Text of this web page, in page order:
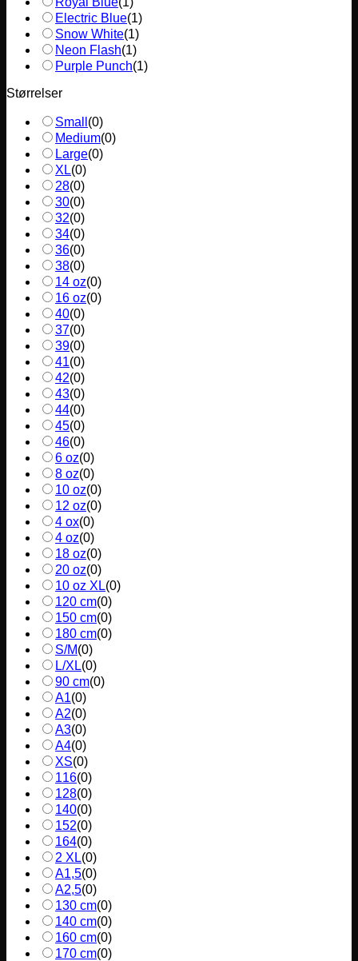
Electric Blue(1)
Snow White(1)
Neon Flash(1)
Purple Punch(1)
Størrelser
Small (0)
Medium(0)
Large(0)
XL(0)
28(0)
30(0)
32(0)
34(0)
36(0)
38(0)
14 oz(0)
16 oz(0)
40(0)
37(0)
39(0)
41(0)
42(0)
43(0)
44(0)
45(0)
46(0)
6 oz(0)
8 oz(0)
10 oz(0)
12 oz(0)
4 ox(0)
4 oz(0)
18 oz(0)
20 oz(0)
10 oz XL(0)
120 cm(0)
150 cm(0)
180 cm(0)
S/M(0)
L/XL(0)
90 cm(0)
A1(0)
A2(0)
A3(0)
A4(0)
XS(0)
116(0)
128(0)
140(0)
152(0)
164(0)
2 XL(0)
A1,5(0)
A2,5(0)
130 cm(0)
140 cm(0)
160 cm(0)
170 cm(0)